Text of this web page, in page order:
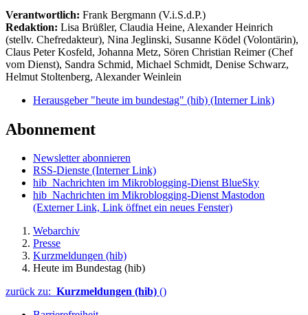
Verantwortlich: Frank Bergmann (V.i.S.d.P.)
Redaktion: Lisa Brüßler, Claudia Heine, Alexander Heinrich
(stellv. Chefredakteur), Nina Jeglinski, Susanne Ködel (Volontärin),
Claus Peter Kosfeld, Johanna Metz, Sören Christian Reimer (Chef
vom Dienst), Sandra Schmid, Michael Schmidt, Denise Schwarz,
Helmut Stoltenberg, Alexander Weinlein
Herausgeber "heute im bundestag" (hib) (Interner Link)
Abonnement
Newsletter abonnieren
RSS-Dienste (Interner Link)
hib_Nachrichten im Mikroblogging-Dienst BlueSky
hib_Nachrichten im Mikroblogging-Dienst Mastodon
(Externer Link, Link öffnet ein neues Fenster)
Webarchiv
Presse
Kurzmeldungen (hib)
Heute im Bundestag (hib)
zurück zu: Kurzmeldungen (hib) ()